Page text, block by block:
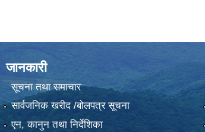
जानकारी
सूचना तथा समाचार
सार्वजनिक खरीद /बोलपत्र सूचना
एन, कानुन तथा निर्देशिका